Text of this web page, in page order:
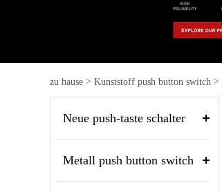
zu hause > Kunststoff push button switch >
Neue push-taste schalter
Metall push button switch